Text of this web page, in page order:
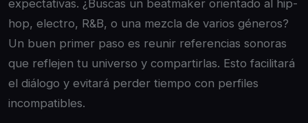
expectativas. ¿Buscas un beatmaker orientado al hip-
hop, electro, R&B, o una mezcla de varios géneros?
Un buen primer paso es reunir referencias sonoras
que reflejen tu universo y compartirlas. Esto facilitará
el diálogo y evitará perder tiempo con perfiles
incompatibles.